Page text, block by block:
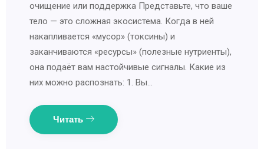
очищение или поддержка Представьте, что ваше
тело — это сложная экосистема. Когда в ней
накапливается «мусор» (токсины) и
заканчиваются «ресурсы» (полезные нутриенты),
она подаёт вам настойчивые сигналы. Какие из
них можно распознать: 1. Вы…
Читать